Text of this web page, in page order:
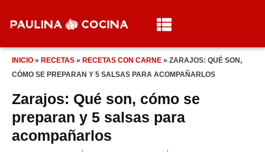
INICIO » RECETAS » RECETAS CON CARNE » ZARAJOS: QUÉ SON,
CÓMO SE PREPARAN Y 5 SALSAS PARA ACOMPAÑARLOS
Zarajos: Qué son, cómo se
preparan y 5 salsas para
acompañarlos